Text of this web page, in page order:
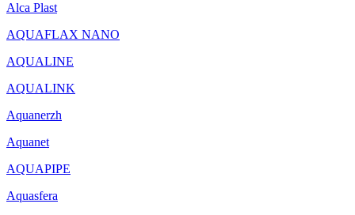
Alca Plast
AQUAFLAX NANO
AQUALINE
AQUALINK
Aquanerzh
Aquanet
AQUAPIPE
Aquasfera